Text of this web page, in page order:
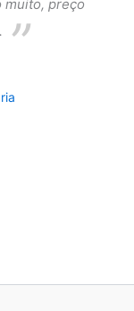
muito, preço